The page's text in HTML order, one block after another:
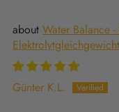
Water Balance
Günter K.L.